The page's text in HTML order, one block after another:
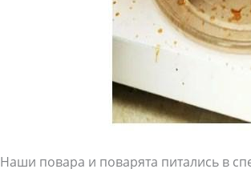
Наши повара и поварята питались в